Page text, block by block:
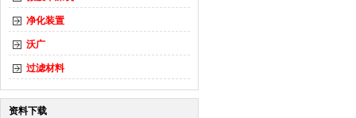
净化装置
沃广
过滤材料
资料下载